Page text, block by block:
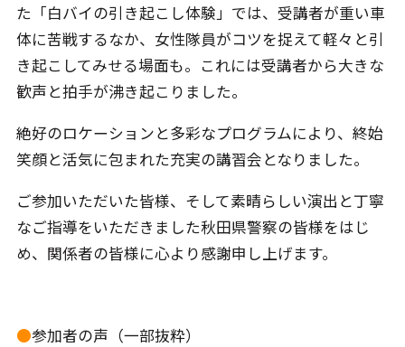
た「白バイの引き起こし体験」では、受講者が重い車
体に苦戦するなか、女性隊員がコツを捉えて軽々と引
き起こしてみせる場面も。これには受講者から大きな
歓声と拍手が沸き起こりました。
絶好のロケーションと多彩なプログラムにより、終始
笑顔と活気に包まれた充実の講習会となりました。
ご参加いただいた皆様、そして素晴らしい演出と丁寧
なご指導をいただきました秋田県警察の皆様をはじ
め、関係者の皆様に心より感謝申し上げます。
●参加者の声（一部抜粋）